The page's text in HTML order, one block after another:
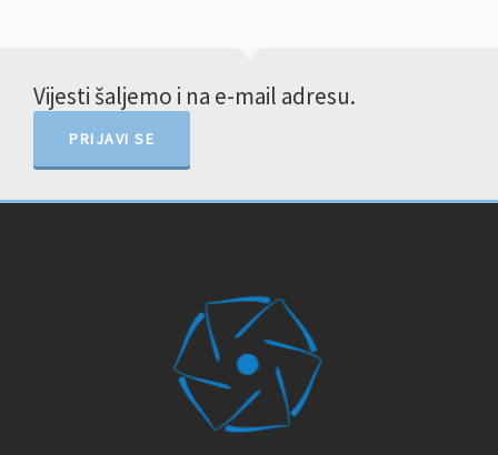
Vijesti šaljemo i na e-mail adresu.
PRIJAVI SE